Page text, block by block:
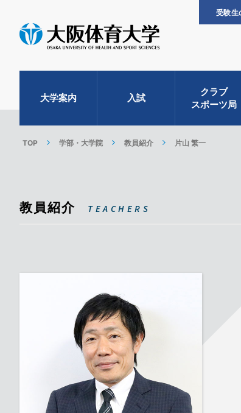
受験生
大学案内 入試
クラブ
スポーツ局
TOP 学部・大学院 教員紹介 片山 繁一
教員紹介 TEACHERS